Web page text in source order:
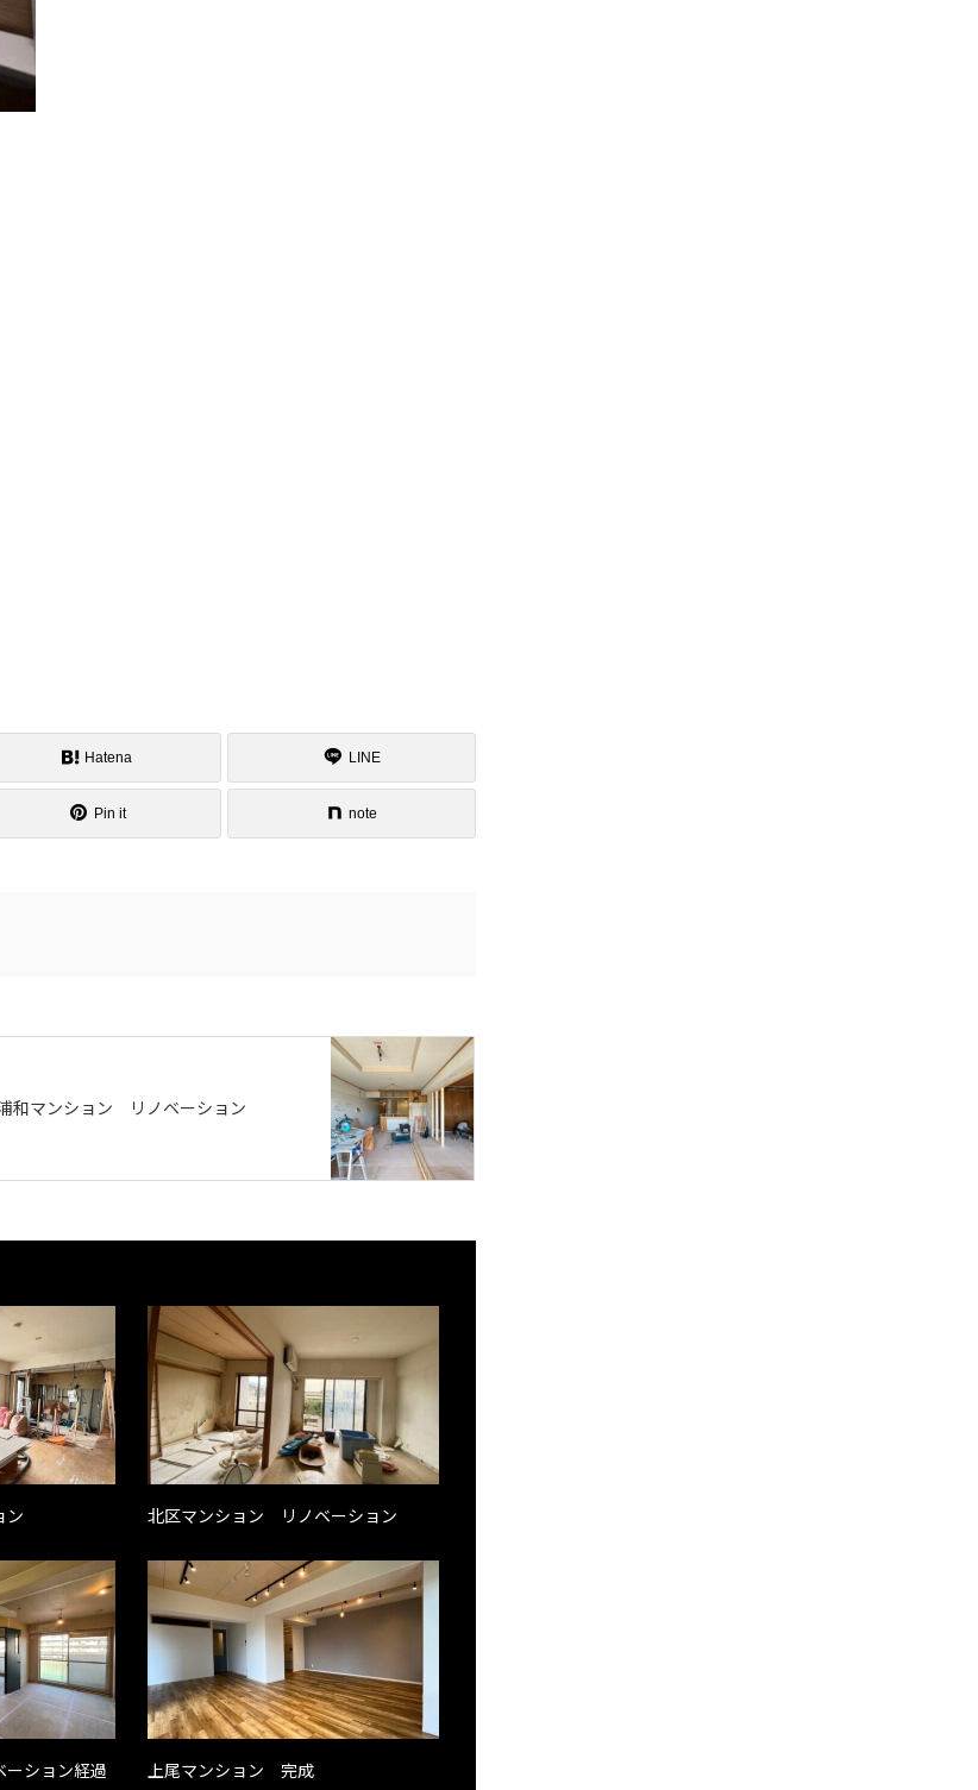
Hatena LINE
Pin it note
和マンション リノベーション
ン 北区マンション リノベーション
ション経過 上尾マンション 完成